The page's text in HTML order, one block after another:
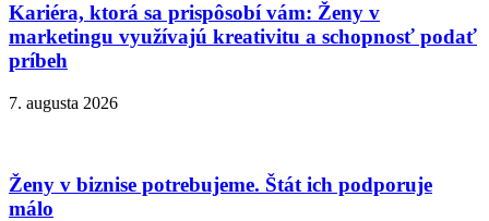
Kariéra, ktorá sa prispôsobí vám: Ženy v
marketingu využívajú kreativitu a schopnosť podať
príbeh
7. augusta 2026
Ženy v biznise potrebujeme. Štát ich podporuje
málo